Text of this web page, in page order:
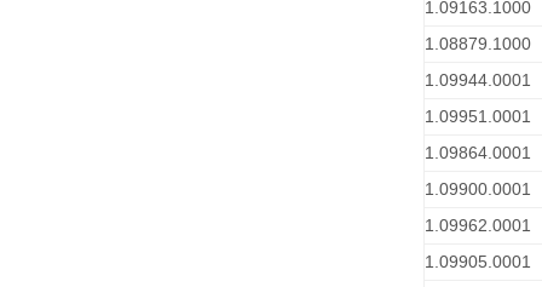
1.09163.1000
1.08879.1000
1.09944.0001
1.09951.0001
1.09864.0001
1.09900.0001
1.09962.0001
1.09905.0001